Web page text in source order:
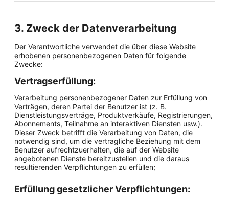
3. Zweck der Datenverarbeitung
Der Verantwortliche verwendet die über diese Website
erhobenen personenbezogenen Daten für folgende
Zwecke:
Vertragserfüllung:
Verarbeitung personenbezogener Daten zur Erfüllung von
Verträgen, deren Partei der Benutzer ist (z. B.
Dienstleistungsverträge, Produktverkäufe, Registrierungen,
Abonnements, Teilnahme an interaktiven Diensten usw.).
Dieser Zweck betrifft die Verarbeitung von Daten, die
notwendig sind, um die vertragliche Beziehung mit dem
Benutzer aufrechtzuerhalten, die auf der Website
angebotenen Dienste bereitzustellen und die daraus
resultierenden Verpflichtungen zu erfüllen;
Erfüllung gesetzlicher Verpflichtungen: